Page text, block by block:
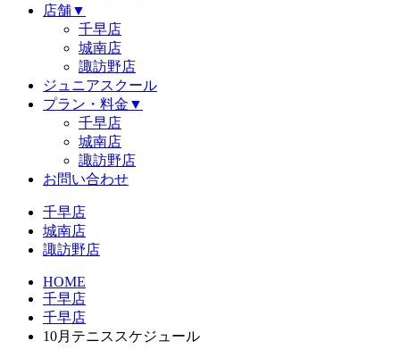
店舗▼
千早店
城南店
諏訪野店
ジュニアスクール
プラン・料金 ▼
千早店
城南店
諏訪野店
お問い合わせ
千早店
城南店
諏訪野店
HOME
千早店
千早店
10月テニススケジュール